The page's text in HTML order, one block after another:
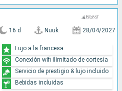
16 d Nuuk 28/04/2027
Lujo a la francesa
Conexión wifi ilimitado de cortesía
Servicio de prestigio & lujo incluido
Bebidas incluidas